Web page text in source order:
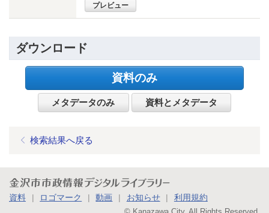
プレビュー
ダウンロード
資料のみ
メタデータのみ 資料とメタデータ
検索結果へ戻る
金沢市市政情報デジタルライブラリー
資料 ロゴマーク 動画 お知らせ 利用規約